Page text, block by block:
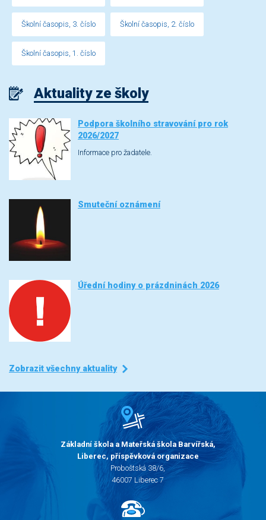
Školní časopis, 3. číslo Školní časopis, 2. číslo
Školní časopis, 1. číslo
Aktuality ze školy
Podpora školního stravování pro rok
2026/2027
Informace pro žadatele.
Smuteční oznámení
Úřední hodiny o prázdninách 2026
Zobrazit všechny aktuality
Základní škola a Mateřská škola Barvířská,
Liberec, příspěvková organizace
Proboštská 38/6,
46007 Liberec 7